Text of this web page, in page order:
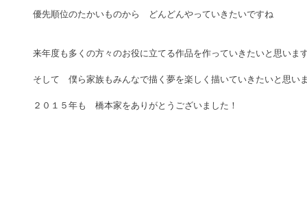
優先順位のたかいものから　どんどんやっていきたいですね
来年度も多くの方々のお役に立てる作品を作っていきたいと思いま
そして　僕ら家族もみんなで描く夢を楽しく描いていきたいと思い
２０１５年も　橋本家をありがとうございました！